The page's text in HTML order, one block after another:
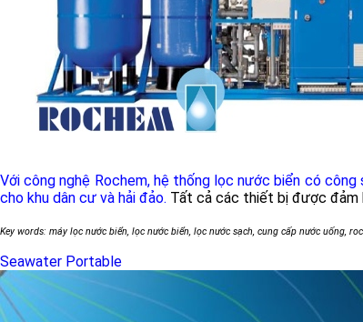
Với công nghệ Rochem, hệ thống lọc nước biển có
cho khu dân cư và hải đảo. Tất cả các thiết bị được đảm
Key words: máy lọc nước biển, lọc nước biển, lọc nước sạch, cung cấp nước uống,
Seawater Portable